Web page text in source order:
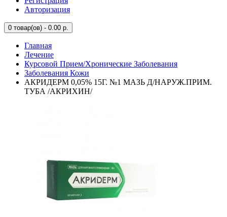
Авторизация
0 товар(ов) - 0.00 р.
Главная
Лечение
Курсовой Прием/Хронические Заболевания
Заболевания Кожи
АКРИДЕРМ 0,05% 15Г. №1 МАЗЬ Д/НАРУЖ.ПРИМ.
ТУБА /АКРИХИН/